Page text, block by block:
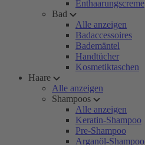
Enthaarungscreme
Bad
Alle anzeigen
Badaccessoires
Bademäntel
Handtücher
Kosmetiktaschen
Haare
Alle anzeigen
Shampoos
Alle anzeigen
Keratin-Shampoo
Pre-Shampoo
Arganöl-Shampoo